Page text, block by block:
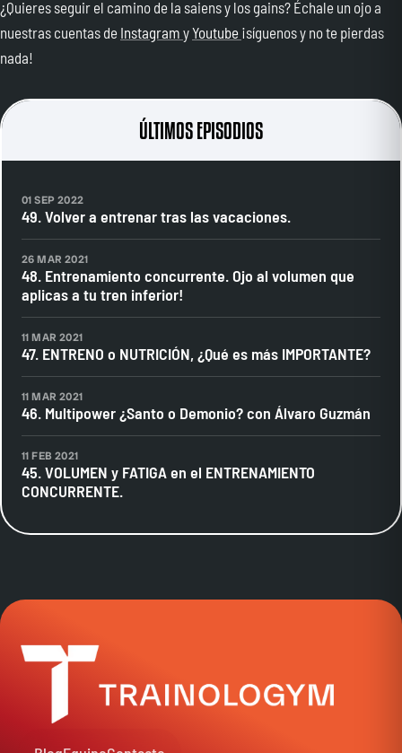
¿Quieres seguir el camino de la saiens y los gains? Échale un ojo a
nuestras cuentas de Instagram yYoutube ¡síguenos y no te pierdas
nada!
ÚLTIMOS EPISODIOS
01 SEP 2022
49. Volver a entrenar tras las vacaciones.
26 MAR 2021
48. Entrenamiento concurrente. Ojo al volumen que
aplicas a tu tren inferior!
11 MAR 2021
47. ENTRENO o NUTRICIÓN, ¿Qué es más IMPORTANTE?
11 MAR 2021
46. Multipower ¿Santo o Demonio? con Álvaro Guzmán
11 FEB 2021
45. VOLUMEN y FATIGA en el ENTRENAMIENTO
CONCURRENTE.